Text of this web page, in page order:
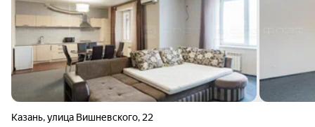
Казань,улица Вишневского, 22